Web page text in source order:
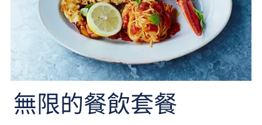
無限的餐飲套餐